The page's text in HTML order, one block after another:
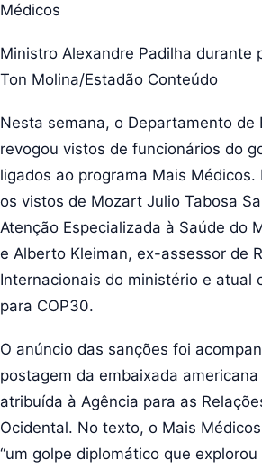
Médicos
Ministro Alexandre Padilha durante
Ton Molina/Estadão Conteúdo
Nesta semana, o Departamento de
revogou vistos de funcionários do
ligados ao programa Mais Médicos.
os vistos de Mozart Julio Tabosa
Atenção Especializada à Saúde do
e Alberto Kleiman, ex-assessor de
Internacionais do ministério e atual
para COP30.
O anúncio das sanções foi
postagem da embaixada americana
atribuída à Agência para as
Ocidental. No texto, o Mais
“um golpe diplomático que